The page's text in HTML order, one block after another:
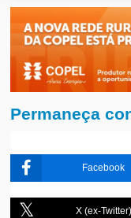
Permaneça
Facebook
X (ex-Twitter)